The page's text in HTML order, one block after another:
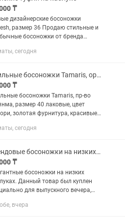
₸
дизайнерские босоножки
размер 36 Продаю стильные и
босоножки от бренда
дизайн с оригинальным
сегодня
Стильные босоножки Tamaris, оригинал.
₸
босоножки Tamaris, пр-во
размер 40 лаковые, цвет
золотая фурнитура, красивые,
усталости в ногах вы не
сегодня
Трендовые босоножки на низких каблуках
₸
босоножки на низких
Данный товар был куплен
для выпускного вечера,
лукам. Очень удобная, красивая ,
вчера